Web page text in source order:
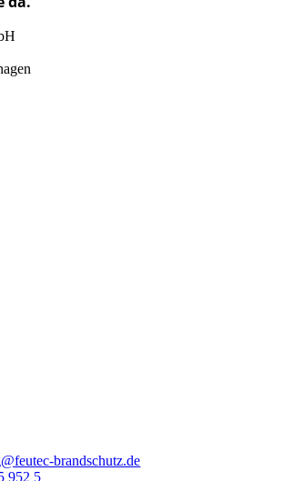
brandschutz.de
952 5